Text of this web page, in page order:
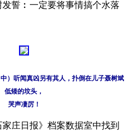
誓︰一定要将事情搞个水落
）听闻真凶另有其人，扑倒在儿子聂树斌
低矮的坟头，
庄日报》档案数据室中找到